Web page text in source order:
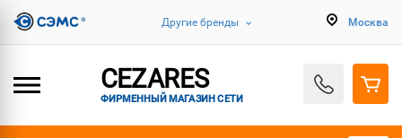
Другие бренды Москва
CEZARES
ФИРМЕННЫЙ МАГАЗИН СЕТИ